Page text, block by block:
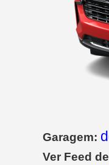
Garagem:
Ver Feed